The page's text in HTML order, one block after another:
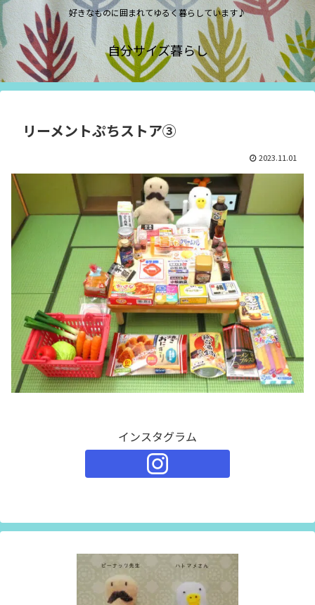
好きなものに囲まれてゆるく暮らしています♪
自分サイズ暮らし
リーメントぷちストア③
2023.11.01
インスタグラム